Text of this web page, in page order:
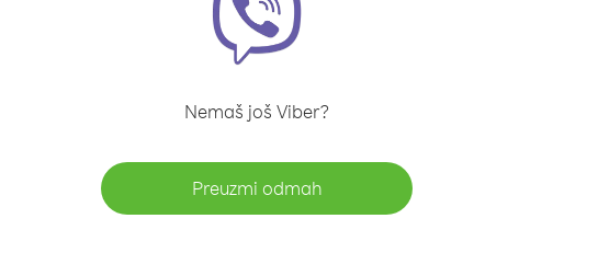
Nemaš još Viber?
Preuzmi odmah